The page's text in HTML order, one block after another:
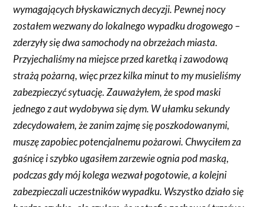
wymagających błyskawicznych decyzji. Pewnej nocy
zostałem wezwany do lokalnego wypadku drogowego –
zderzyły się dwa samochody na obrzeżach miasta.
Przyjechaliśmy na miejsce przed karetką i zawodową
strażą pożarną, więc przez kilka minut to my musieliśmy
zabezpieczyć sytuację. Zauważyłem, że spod maski
jednego z aut wydobywa się dym. W ułamku sekundy
zdecydowałem, że zanim zajmę się poszkodowanymi,
muszę zapobiec potencjalnemu pożarowi. Chwyciłem za
gaśnicę i szybko ugasiłem zarzewie ognia pod maską,
podczas gdy mój kolega wezwał pogotowie, a kolejni
zabezpieczali uczestników wypadku. Wszystko działo się